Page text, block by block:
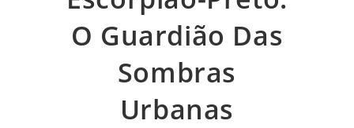
O Guardião Das
Sombras
Urbanas